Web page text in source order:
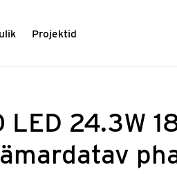
Projektid
LED 24.3W